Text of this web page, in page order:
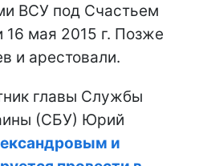
ВСУ под Счастьем
16 мая 2015 г. Позже
и арестовали.
главы Службы
(СБУ) Юрий
и